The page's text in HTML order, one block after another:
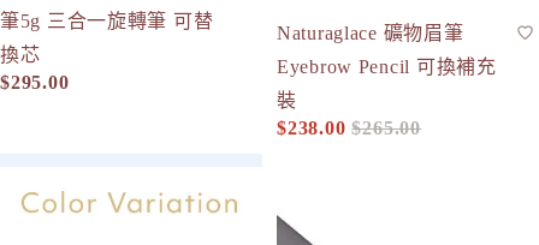
筆5g 三合一旋轉筆 可替
換芯
$295.00
-10%
眉筆
Naturaglace 礦物眉筆
Eyebrow Pencil 可換補充
裝
促銷價
$238.00 定價
$265.00